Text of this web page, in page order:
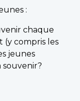
:
chaque
(y compris les
jeunes
souvenir?